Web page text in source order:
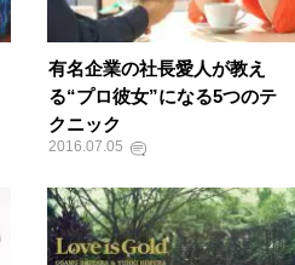
有名企業の社長愛人が教え
る“プロ彼女”になる5つのテ
クニック
2016.07.05